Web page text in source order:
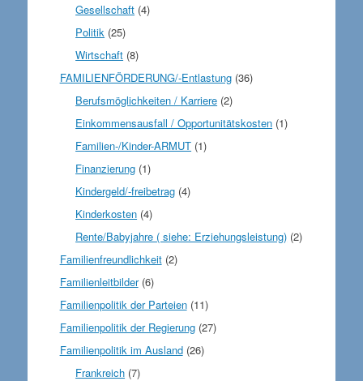
Gesellschaft (4)
Politik (25)
Wirtschaft (8)
FAMILIENFÖRDERUNG/-Entlastung(36)
Berufsmöglichkeiten / Karriere (2)
Einkommensausfall / Opportunitätskosten (1)
Familien-/Kinder-ARMUT (1)
Finanzierung (1)
Kindergeld/-freibetrag (4)
Kinderkosten (4)
Rente/Babyjahre ( siehe: Erziehungsleistung) (2)
Familienfreundlichkeit(2)
Familienleitbilder(6)
Familienpolitik der Parteien(11)
Familienpolitik der Regierung(27)
Familienpolitik im Ausland(26)
Frankreich (7)